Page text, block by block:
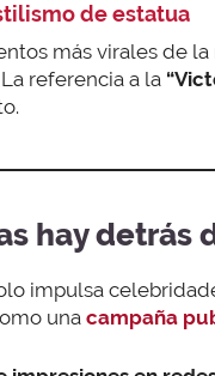
de estatua
más virales de
La referencia a la
hay detrás
impulsa
una campaña